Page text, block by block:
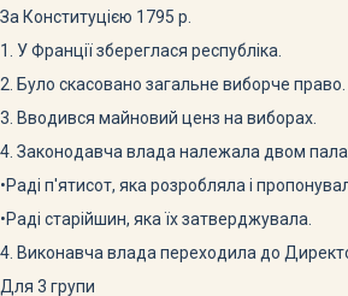
За Конституцією 1795 р.
1. У Франції збереглася республіка.
2. Було скасовано загальне виборче право.
3. Вводився майновий ценз на виборах.
4. Законодавча влада належала двом
•Раді п'ятисот, яка розробляла і
•Раді старійшин, яка їх затверджувала.
4. Виконавча влада переходила до
Для 3 групи